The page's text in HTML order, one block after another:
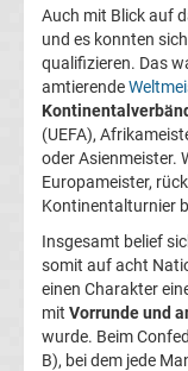
Alle
UEFA-
Präsidenten
Alle
Welttorhüter
des
Auch mit Blick auf
und es konnten
qualifizieren. Das
amtierende
(UEFA),
oder Asienmeister.
Europameister,
Kontinentalturnier
Insgesamt belief
somit auf acht
einen Charakter
mit Vorrunde und
wurde. Beim
B), bei dem jede